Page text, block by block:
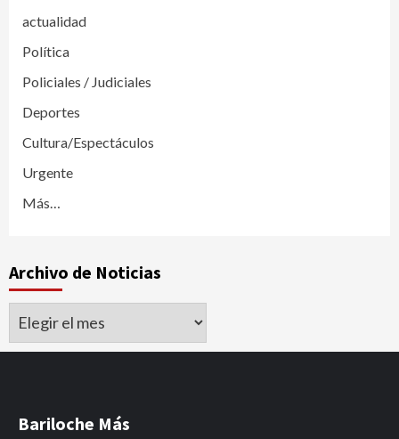
actualidad
Política
Policiales / Judiciales
Deportes
Cultura/Espectáculos
Urgente
Más…
Archivo de Noticias
Archivo
Bariloche Más